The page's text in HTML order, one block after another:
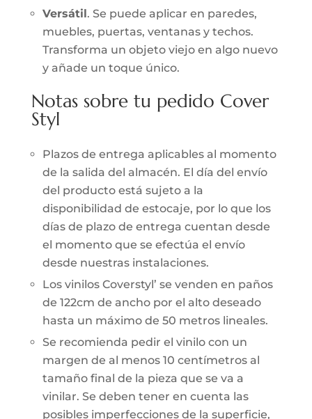
Versátil . Se puede aplicar en paredes,
muebles, puertas, ventanas y techos.
Transforma un objeto viejo en algo nuevo
y añade un toque único.
Notas sobre tu pedido Cover
Styl
Plazos de entrega aplicables al momento
de la salida del almacén. El día del envío
del producto está sujeto a la
disponibilidad de estocaje, por lo que los
días de plazo de entrega cuentan desde
el momento que se efectúa el envío
desde nuestras instalaciones.
Los vinilos Coverstyl’ se venden en paños
de 122cm de ancho por el alto deseado
hasta un máximo de 50 metros lineales.
Se recomienda pedir el vinilo con un
margen de al menos 10 centímetros al
tamaño final de la pieza que se va a
vinilar. Se deben tener en cuenta las
posibles imperfecciones de la superficie,